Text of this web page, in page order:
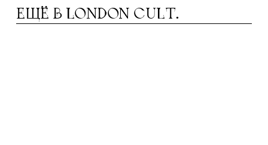
ЕЩЁ В LONDON CULT.